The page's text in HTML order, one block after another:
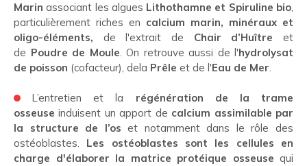
Marin associant les algues Lithothamne et Spiruline bio,
particulièrement riches en calcium marin, minéraux et
oligo-éléments, de l'extrait de Chair d’Huîtreet
de Poudre de Moule. On retrouve aussi de l'hydrolysat
de poisson (cofacteur), dela Prêle et de l'Eau de Mer.
L’entretien et la régénération de la trame
osseuse induisent un apport de calcium assimilable par
la structure de l’os et notamment dans le rôle des
ostéoblastes. Les ostéoblastes sont les cellules en
charge d'élaborer la matrice protéique osseuse qui